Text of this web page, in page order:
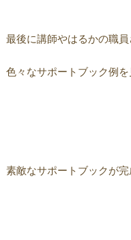
最後に講師やはるかの職
色々なサポートブック例を
素敵なサポートブックが完